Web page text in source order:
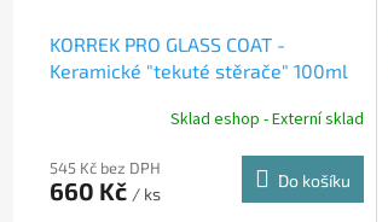
KORREK PRO GLASS COAT -
Keramické "tekuté stěrače" 100ml
Sklad eshop - Externí sklad
545 Kč bez DPH
660 Kč / ks
Do košíku